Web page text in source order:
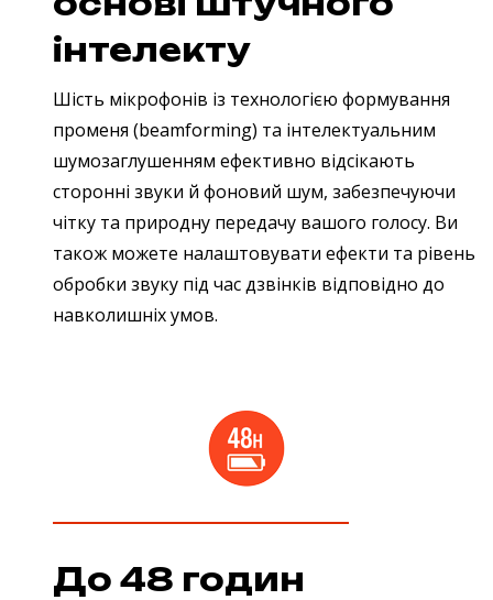
інтелекту
Шість мікрофонів із технологією формування
променя (beamforming) та інтелектуальним
шумозаглушенням ефективно відсікають
сторонні звуки й фоновий шум, забезпечуючи
чітку та природну передачу вашого голосу. Ви
також можете налаштовувати ефекти та рівень
обробки звуку під час дзвінків відповідно до
навколишніх умов.
До 48 годин